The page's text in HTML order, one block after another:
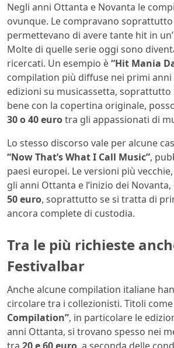
Negli anni Ottanta e Novanta le
ovunque. Le compravano
permettevano di avere tante hit in
Molte di quelle serie oggi sono
ricercati. Un esempio è“Hit Mania
compilation più diffuse nei primi anni
edizioni su musicassetta, soprattutto
bene con la copertina originale,
30 o 40 eurotra gli appassionati di
Lo stesso discorso vale per alcune
“Now That’s What I Call Music”,
paesi europei. Le versioni più
gli anni Ottanta e l’inizio dei
50 euro, soprattutto se si tratta di
ancora complete di custodia.
Tra le più richieste
Festivalbar
Anche alcune compilation italiane
circolare tra i collezionisti. Titoli come
Compilation”, in particolare le
anni Ottanta, si trovano spesso nei